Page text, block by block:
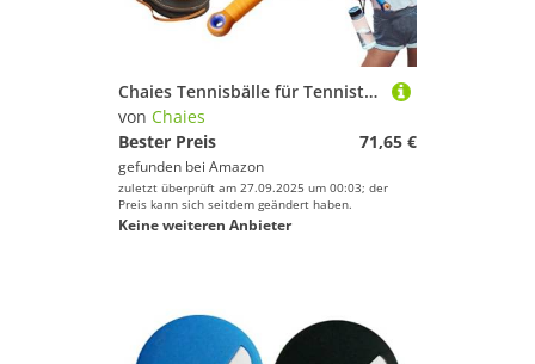
Chaies Tennisbälle für Tennistrainer, Solo-Tennistraining-Bälle mit Schnur – Trainingsgerät für Tennis mit langem Seil
von Chaies
Bester Preis
71,65 €
gefunden bei Amazon
zuletzt überprüft am 27.09.2025 um 00:03; der
Preis kann sich seitdem geändert haben.
Keine weiteren Anbieter